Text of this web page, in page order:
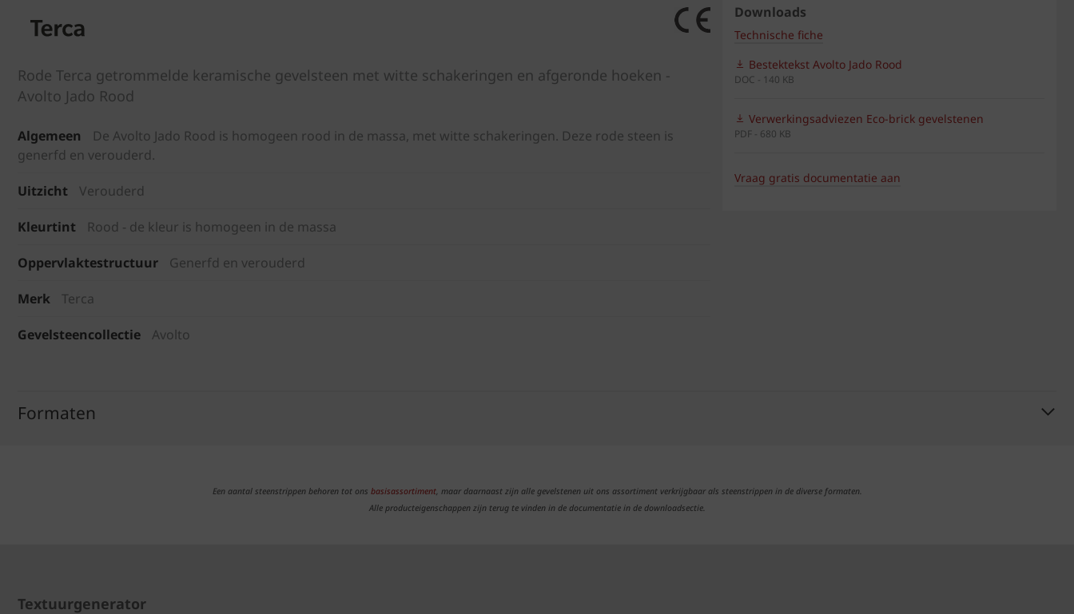
Rode Terca getrommelde keramische gevelsteen met witte schakeringen en afgeronde hoeken -
Avolto Jado Rood
Algemeen
De Avolto Jado Rood is homogeen rood in de massa, met witte schakeringen. Deze rode steen is
generfd en verouderd.
Uitzicht Verouderd
Kleurtint Rood - de kleur is homogeen in de massa
Oppervlaktestructuur Generfd en verouderd
Merk Terca
Gevelsteencollectie Avolto
Downloads
Technische fiche
Bestektekst Avolto Jado Rood
DOC - 140 KB
Verwerkingsadviezen Eco-brick gevelstenen
PDF - 680 KB
Vraag gratis documentatie aan
Formaten
Een aantal steenstrippen behoren tot ons basisassortiment, maar daarnaast zijn alle gevelstenen uit ons assortiment verkrijgbaar als steenstrippen in de diverse formaten.
Alle producteigenschappen zijn terug te vinden in de documentatie in de downloadsectie.
Textuurgenerator